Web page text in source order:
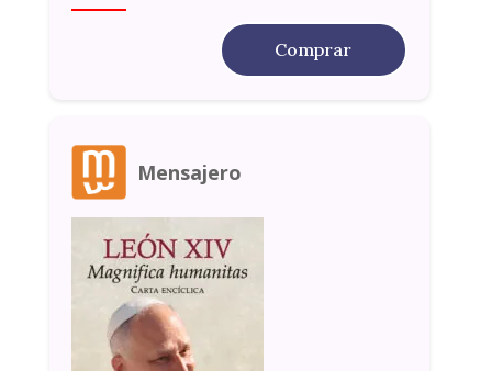
Comprar
Mensajero